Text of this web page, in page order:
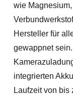
wie
Hersteller für
gewappnet
integrierten
Laufzeit von bis